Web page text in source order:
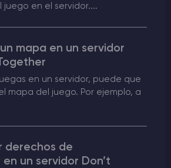
en el servidor....
mapa en un servidor
en un servidor, puede que
mapa del juego. Por ejemplo, a
derechos de
un servidor Don’t